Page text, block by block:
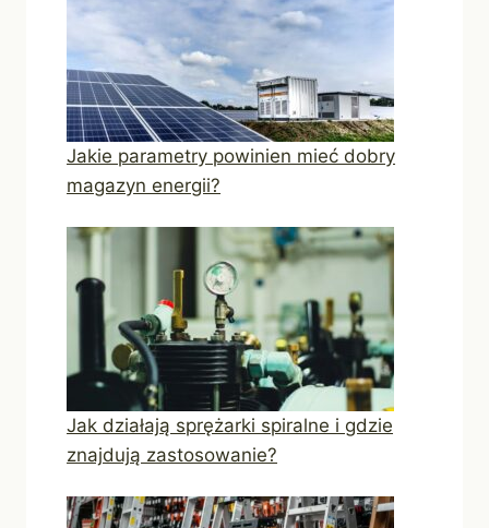
Jakie parametry powinien mieć dobry
magazyn energii?
Jak działają sprężarki spiralne i gdzie
znajdują zastosowanie?